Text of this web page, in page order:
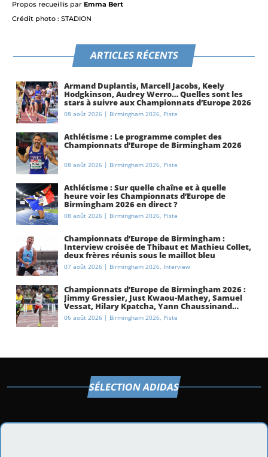
Propos recueillis par Emma Bert
Crédit photo : STADION
ARTICLES RÉCENTS
Armand Duplantis, Marcell Jacobs, Keely
Hodgkinson, Audrey Werro… Quelles sont les
stars à suivre aux Championnats d’Europe 2026
à Birmingham ?
08 août 2026 | Birmingham 2026, Piste
Athlétisme : Le programme complet des
Championnats d’Europe de Birmingham 2026
08 août 2026 | Birmingham 2026, Piste
Athlétisme : Sur quelle chaîne et à quelle
heure voir les Championnats d’Europe de
Birmingham 2026 en direct ?
08 août 2026 | Birmingham 2026, Piste
Championnats d’Europe de Birmingham :
Interview croisée de Thibaut et Mathieu Collet,
deux frères réunis sous le maillot bleu
07 août 2026 | Birmingham 2026, Interview
Championnats d’Europe de Birmingham 2026 :
Jimmy Gressier, Just Kwaou-Mathey, Samuel
Vessat, Hilary Kpatcha, Yann Chaussinand…
Présentation de l’équipe de France
d’athlétisme
06 août 2026 | Birmingham 2026, Piste
SÉLECTION ADIDAS